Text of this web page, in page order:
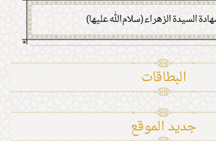
البطاقات
جديد الموقع